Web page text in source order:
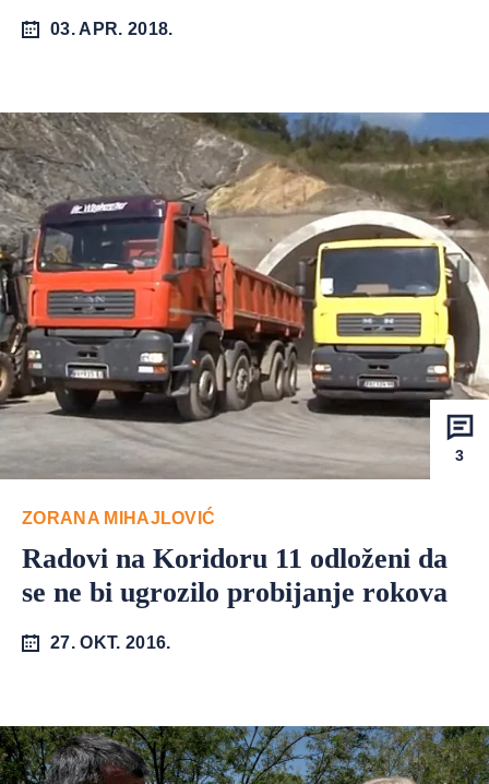
03. APR. 2018.
3
ZORANA MIHAJLOVIĆ
Radovi na Koridoru 11 odloženi da
se ne bi ugrozilo probijanje rokova
27. OKT. 2016.